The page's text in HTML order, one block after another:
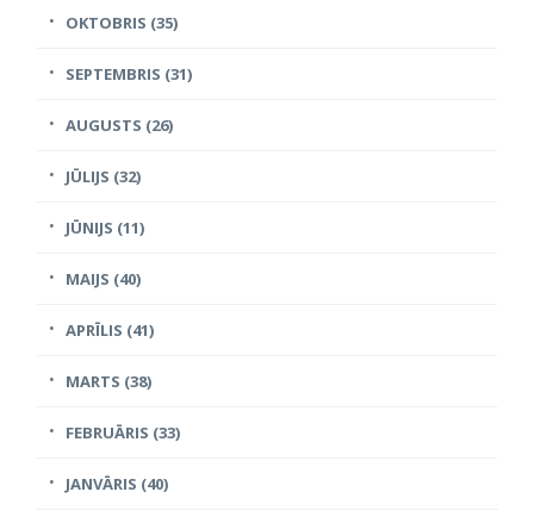
OKTOBRIS (35)
SEPTEMBRIS (31)
AUGUSTS (26)
JŪLIJS (32)
JŪNIJS (11)
MAIJS (40)
APRĪLIS (41)
MARTS (38)
FEBRUĀRIS (33)
JANVĀRIS (40)